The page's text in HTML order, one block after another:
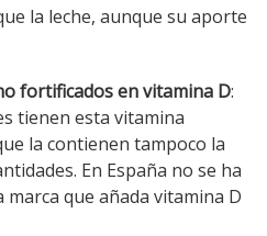
la leche, aunque su aporte
fortificados en vitamina D:
tienen esta vitamina
la contienen tampoco la
En España no se ha
que añada vitamina D